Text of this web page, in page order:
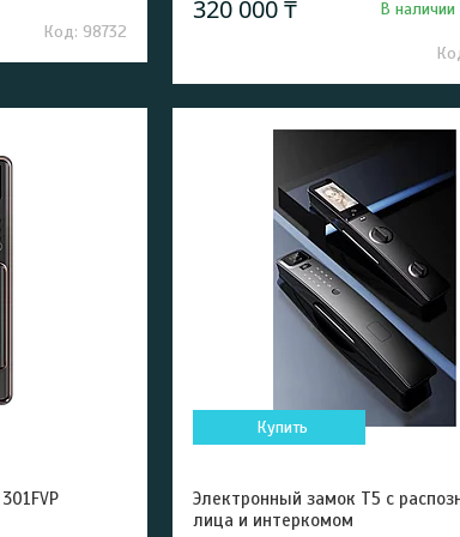
98732
320 000 ₸ В наличии
Купить
Электронный замок Т5 с
лица и интеркомом